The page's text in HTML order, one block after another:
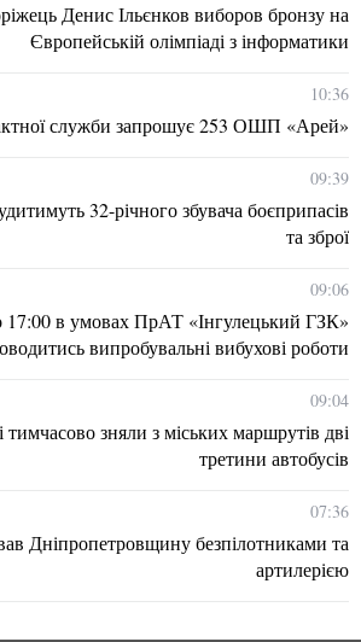
Денис Ільєнков виборов бронзу на
Європейській олімпіаді з інформатики
10:36
служби запрошує 253 ОШП «Арей»
09:39
32-річного збувача боєприпасів
та зброї
09:06
17:00 в умовах ПрАТ «Інгулецький ГЗК»
випробувальні вибухові роботи
09:04
зняли з міських маршрутів дві
третини автобусів
07:36
Дніпропетровщину безпілотниками та
артилерією